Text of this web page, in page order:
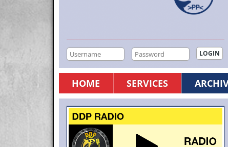
HOME SERVICES